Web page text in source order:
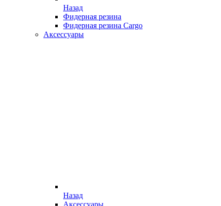
Назад
Фидерная резина
Фидерная резина Cargo
Аксессуары
Назад
Аксессуары